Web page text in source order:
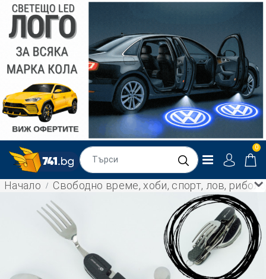
0
Начало Свободно време, хоби, спорт, лов,